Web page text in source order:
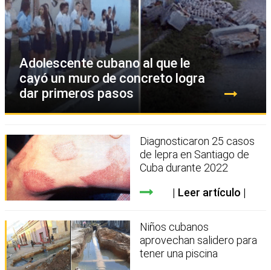
Adolescente cubano al que le
cayó un muro de concreto logra
dar primeros pasos
Diagnosticaron 25 casos
de lepra en Santiago de
Cuba durante 2022
Leer artículo
Niños cubanos
aprovechan salidero para
tener una piscina